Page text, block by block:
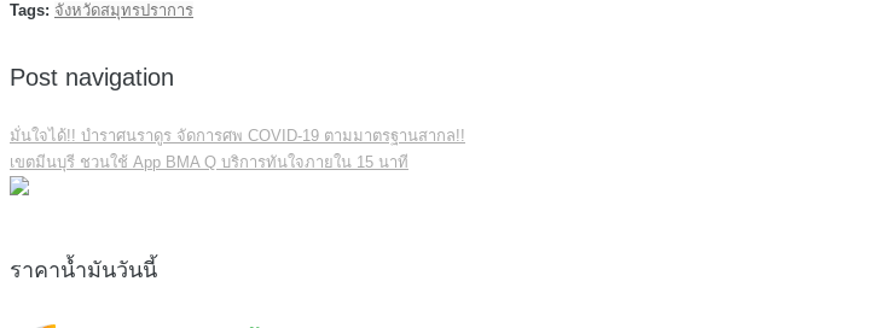
Tags: จังหวัดสมุทรปราการ
Post navigation
มั่นใจได้!! บำราศนราดูร จัดการศพ COVID-19 ตามมาตรฐานสากล!!
เขตมีนบุรี ชวนใช้ App BMA Q บริการทันใจภายใน 15 นาที
ราคาน้ำมันวันนี้